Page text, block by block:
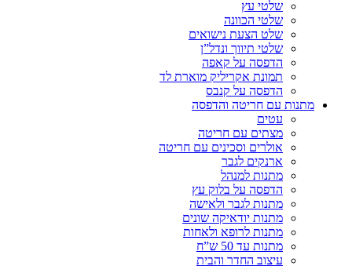
שלטי עץ
שלטי הכוונה
שלט הצעת נישואים
שלטי תיווך ונדל”ן
הדפסה על קאפה
תמונת אקריליק מוארת לד
הדפסה על קנבס
מתנות עם חריטה והדפסה
עטים
מצתים עם חריטה
אולרים וסכינים עם חריטה
ארנקים לגבר
מתנות למנהל
הדפסה על בלוק עץ
מתנות לגבר ולאישה
מתנות יודאיקה שונים
מתנות לרופא ולאחות
מתנות עד 50 ש”ח
עיצוב החדר והבית